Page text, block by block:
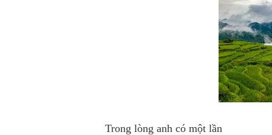
Trong lòng anh có một lần